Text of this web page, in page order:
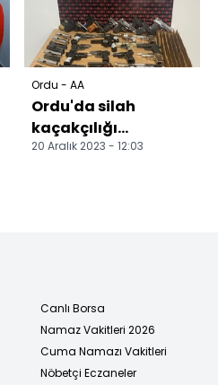
Ordu - AA
Ordu'da silah
kaçakçılığı
operasyonunda 2
20 Aralık 2023 - 12:03
Canlı Borsa
Namaz Vakitleri 2026
Cuma Namazı Vakitleri
Nöbetçi Eczaneler